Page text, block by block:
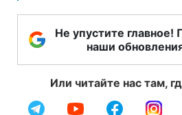
Не упустите главное!
наши
Или читайте нас там,